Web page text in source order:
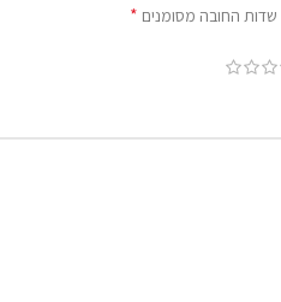
שדות החובה מסומנים *